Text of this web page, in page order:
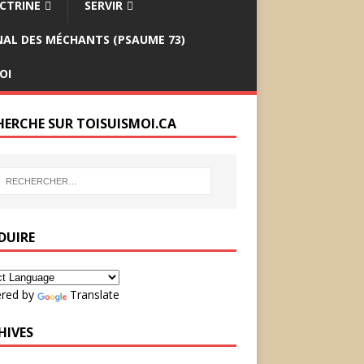
SERVIR
DES MÉCHANTS (PSAUME 73)
SUR TOISUISMOI.CA
by Translate